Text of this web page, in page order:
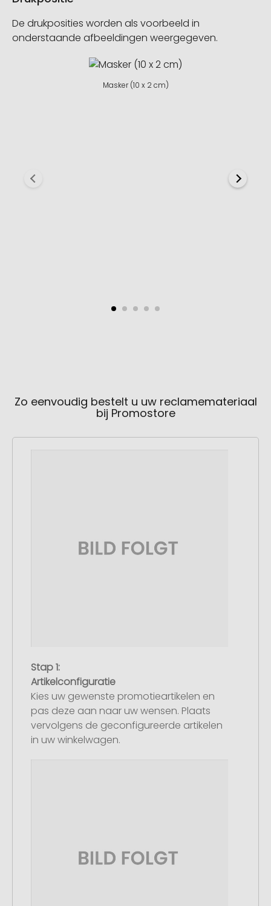
De drukposities worden als voorbeeld in
onderstaande afbeeldingen weergegeven.
Masker (10 x 2 cm)
Zo eenvoudig bestelt u uw reclamemateriaal
bij Promostore
Stap 1:
Artikelconfiguratie
Kies uw gewenste promotieartikelen en
pas deze aan naar uw wensen. Plaats
vervolgens de geconfigureerde artikelen
in uw winkelwagen.